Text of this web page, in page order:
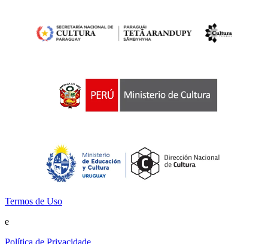
Termos de Uso
e
Política de Privacidade